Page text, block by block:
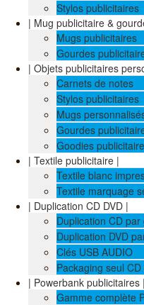
Stylos publicitaires
| Mug publicitaire &
Mugs publicitaires
Gourdes
| Objets publicitaires
Carnets de notes
Stylos publicitaires
Mugs
Gourdes
Goodies
| Textile publicitaire |
Textile blanc
Textile marquage
| Duplication CD DVD |
Duplication CD
Duplication DVD
Clés USB AUDIO
Packaging seul CD
| Powerbank publicitaires |
Gamme complète